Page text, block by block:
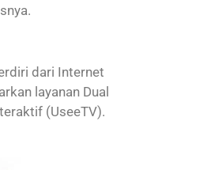
dari Internet
layanan Dual
(UseeTV).